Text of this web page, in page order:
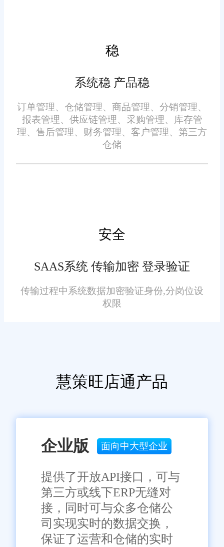
稳
系统稳 产品稳
订单管理、仓储管理、商品管理、分销管理、
报表管理、供应链管理、采购管理、库存管
理、售后管理、财务管理、客户管理、第三方
仓储
安全
SAAS系统 传输加密 登录验证
传输过程中系统数据加密验证身份,分岗位设
权限
慧策旺店通产品
企业版 面向中大型企业
提供了开放API接口，可与
第三方或线下ERP无缝对
接，同时可与众多仓储公
司实现实时的数据交换，
保证了运营和仓储的实时